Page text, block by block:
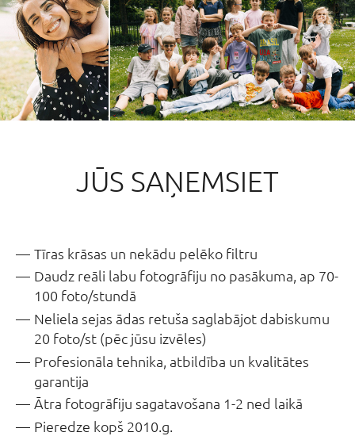
JŪS SAŅEMSIET
Tīras krāsas un nekādu pelēko filtru
Daudz reāli labu fotogrāfiju no pasākuma, ap 70-
100 foto/stundā
Neliela sejas ādas retuša saglabājot dabiskumu
20 foto/st (pēc jūsu izvēles)
Profesionāla tehnika, atbildība un kvalitātes
garantija
Ātra fotogrāfiju sagatavošana 1-2 ned laikā
Pieredze kopš 2010.g.